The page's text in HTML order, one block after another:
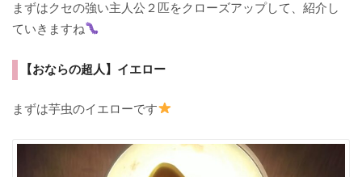
まずはクセの強い主人公２匹をクローズアップして、紹介し
ていきますね
【おならの超人】イエロー
まずは芋虫のイエローです